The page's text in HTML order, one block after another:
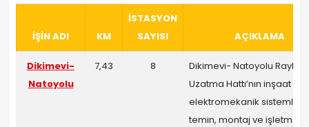
İŞİN ADI KM
İSTASYON
SAYISI
AÇIKLAMA
Dikimevi-
Natoyolu
7,43 8
Dikimevi- Natoyolu Raylı
Uzatma Hattı’nın inşaat ve
elektromekanik sistemleri
temin, montaj ve işletmeye